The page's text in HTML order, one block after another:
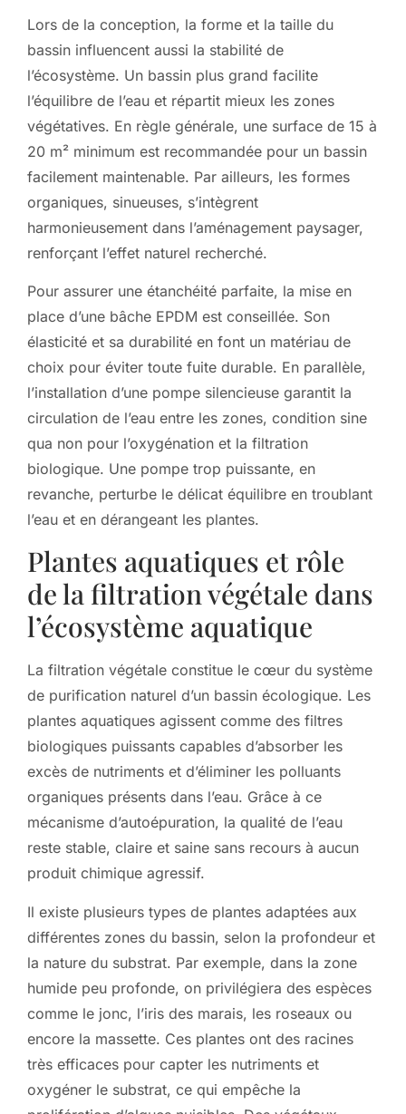
Lors de la conception, la forme et la taille du
bassin influencent aussi la stabilité de
l’écosystème. Un bassin plus grand facilite
l’équilibre de l’eau et répartit mieux les zones
végétatives. En règle générale, une surface de 15 à
20 m² minimum est recommandée pour un bassin
facilement maintenable. Par ailleurs, les formes
organiques, sinueuses, s’intègrent
harmonieusement dans l’aménagement paysager,
renforçant l’effet naturel recherché.
Pour assurer une étanchéité parfaite, la mise en
place d’une bâche EPDM est conseillée. Son
élasticité et sa durabilité en font un matériau de
choix pour éviter toute fuite durable. En parallèle,
l’installation d’une pompe silencieuse garantit la
circulation de l’eau entre les zones, condition sine
qua non pour l’oxygénation et la filtration
biologique. Une pompe trop puissante, en
revanche, perturbe le délicat équilibre en troublant
l’eau et en dérangeant les plantes.
Plantes aquatiques et rôle
de la filtration végétale dans
l’écosystème aquatique
La filtration végétale constitue le cœur du système
de purification naturel d’un bassin écologique. Les
plantes aquatiques agissent comme des filtres
biologiques puissants capables d’absorber les
excès de nutriments et d’éliminer les polluants
organiques présents dans l’eau. Grâce à ce
mécanisme d’autoépuration, la qualité de l’eau
reste stable, claire et saine sans recours à aucun
produit chimique agressif.
Il existe plusieurs types de plantes adaptées aux
différentes zones du bassin, selon la profondeur et
la nature du substrat. Par exemple, dans la zone
humide peu profonde, on privilégiera des espèces
comme le jonc, l’iris des marais, les roseaux ou
encore la massette. Ces plantes ont des racines
très efficaces pour capter les nutriments et
oxygéner le substrat, ce qui empêche la